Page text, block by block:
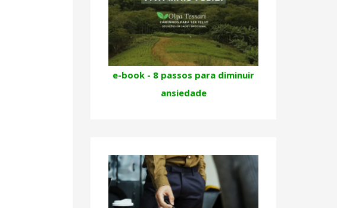
e-book - 8 passos para diminuir
ansiedade